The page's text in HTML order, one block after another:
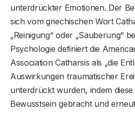
unterdrückter Emotionen. Der
sich vom griechischen Wort
„Reinigung“ oder „Säuberung“
Psychologie definiert die
Association Catharsis als „die
Auswirkungen traumatischer
unterdrückt wurden, indem diese
Bewusstsein gebracht und